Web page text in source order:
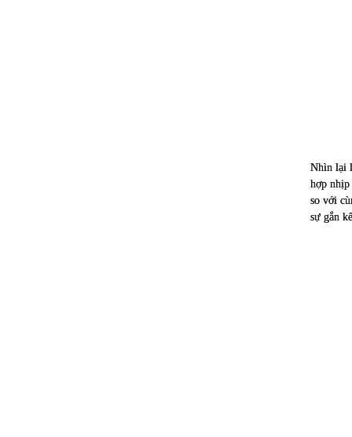
Nhìn lại
hợp
so với
sự gắn